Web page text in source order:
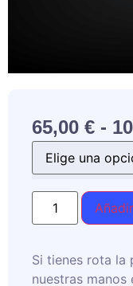
65,00 € -
Si tienes rota la
nuestras